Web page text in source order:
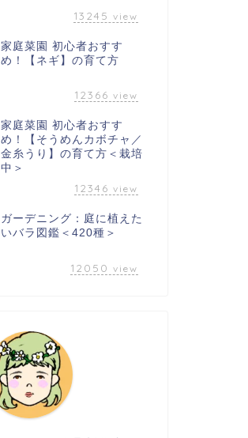
13245 view
家庭菜園 初心者おすす
め！【ネギ】の育て方
12366 view
家庭菜園 初心者おすす
め！【そうめんカボチャ／
金糸うり】の育て方＜栽培
中＞
12346 view
ガーデニング：庭に植えた
いバラ図鑑＜420種＞
12050 view